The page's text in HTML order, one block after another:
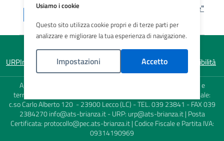
"Raccolta immobili una casa per ricominciare"
- Bando sempre aperto
URPInformativa sulla privacyNote legali Mappa del sito Accessibilità
Agenzia di Tutela della Salute (ATS) della Brianza - Sede Legale e
territoriale: viale Elvezia, 2 - 20900 Monza (MB) - Sede territoriale:
c.so Carlo Alberto 120 - 23900 Lecco (LC) - TEL. 039 23841 - FAX 039
2384270 info@ats-brianza.it- URP: urp@ats-brianza.it| Posta
Certificata: protocollo@pec.ats-brianza.it| Codice Fiscale e Partita IVA:
09314190969
Usiamo i cookie
Questo sito utilizza cookie propri e di terze parti per
analizzare e migliorare la tua esperienza di navigazione.
Impostazioni Accetto